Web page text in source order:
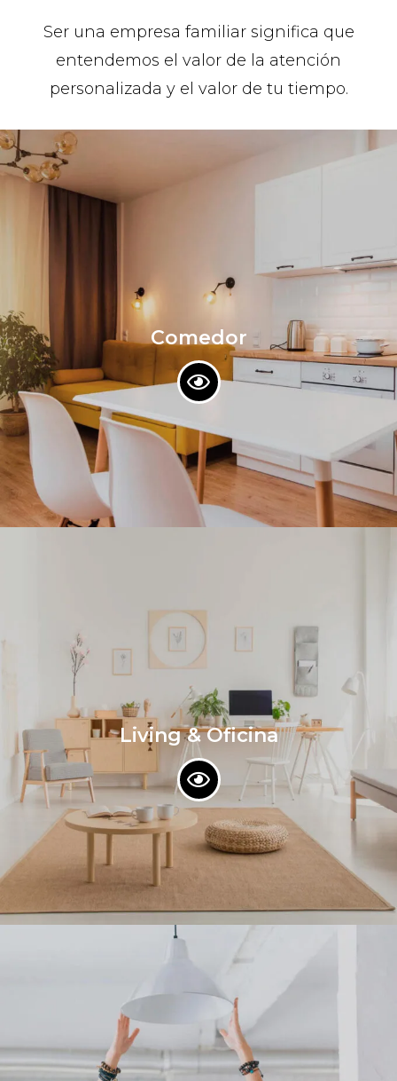
Ser una empresa familiar significa que
entendemos el valor de la atención
personalizada y el valor de tu tiempo.
Comedor
Living & Oficina